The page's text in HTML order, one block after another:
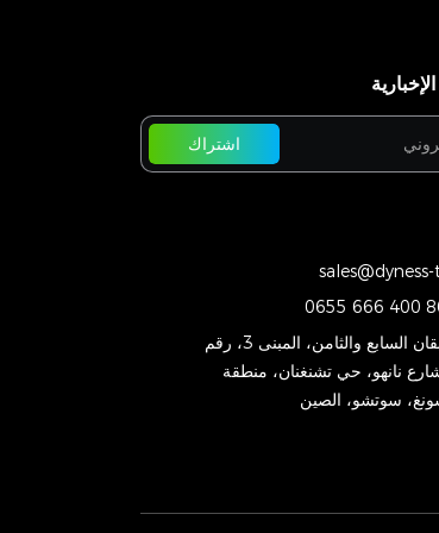
اشتراك
الطابقان السابع والثامن، المبنى 3، رقم
شارع نانهو، حي تشنغنان، منطقة
سوتشو، الصين